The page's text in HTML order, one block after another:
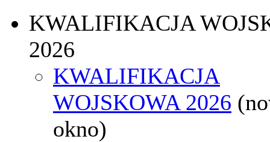
KWALIFIKACJA
2026
KWALIFIKACJA
WOJSKOWA 2026
okno)